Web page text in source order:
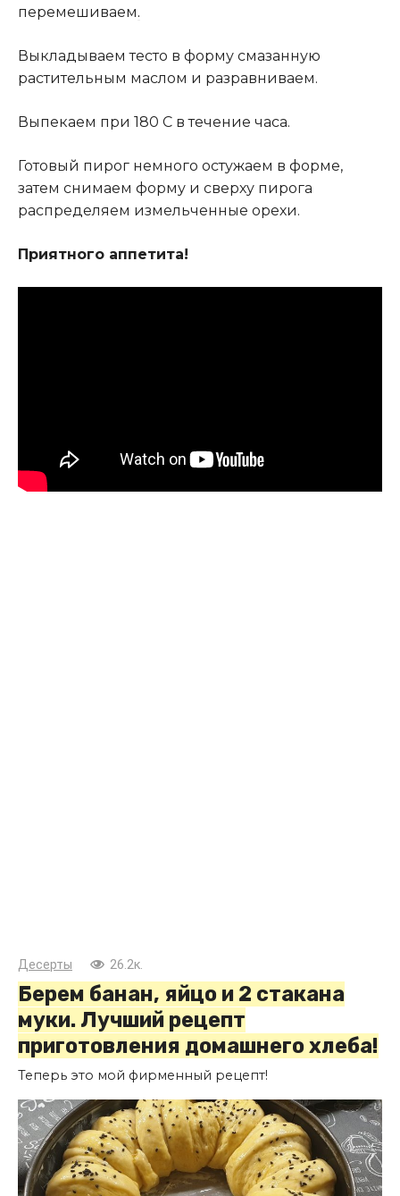
перемешиваем.
Выкладываем тесто в форму смазанную
растительным маслом и разравниваем.
Выпекаем при 180 С в течение часа.
Готовый пирог немного остужаем в форме,
затем снимаем форму и сверху пирога
распределяем измельченные орехи.
Приятного аппетита!
Десерты 26.2к.
Берем банан, яйцо и 2 стакана
муки. Лучший рецепт
приготовления домашнего хлеба!
Теперь это мой фирменный рецепт!